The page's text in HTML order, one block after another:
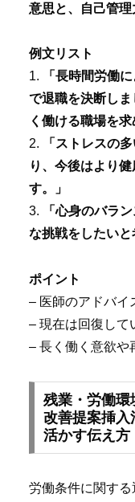
意思と、自己管理
例文リスト
1.
「長時間労働
で退職を決断し
く働ける職場を求
2.
「ストレスの
り、今後はより
す。」
3.
「心身のバラ
な挑戦をしたいと
ポイント
– 医師のアドバイ
– 現在は回復して
– 長く働く意欲や
残業・労働環
改善提案挿入
活かす伝え方
労働条件に関する